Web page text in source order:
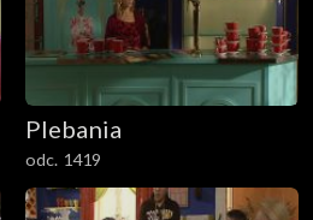
Plebania
odc. 1419